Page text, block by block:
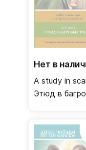
Нет в
A study in
Этюд в